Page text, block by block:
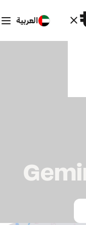
العربية